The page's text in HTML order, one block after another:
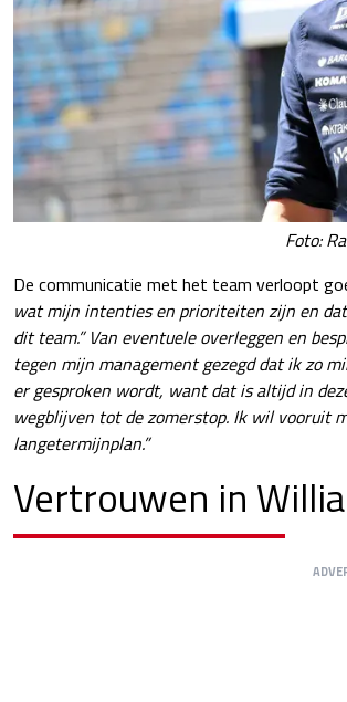
Foto:
De communicatie met het team verloopt
wat mijn intenties en prioriteiten zijn en
dit team.” Van eventuele overleggen en
tegen mijn management gezegd dat ik zo
er gesproken wordt, want dat is altijd in
wegblijven tot de zomerstop. Ik wil vooruit
langetermijnplan.”
Vertrouwen in